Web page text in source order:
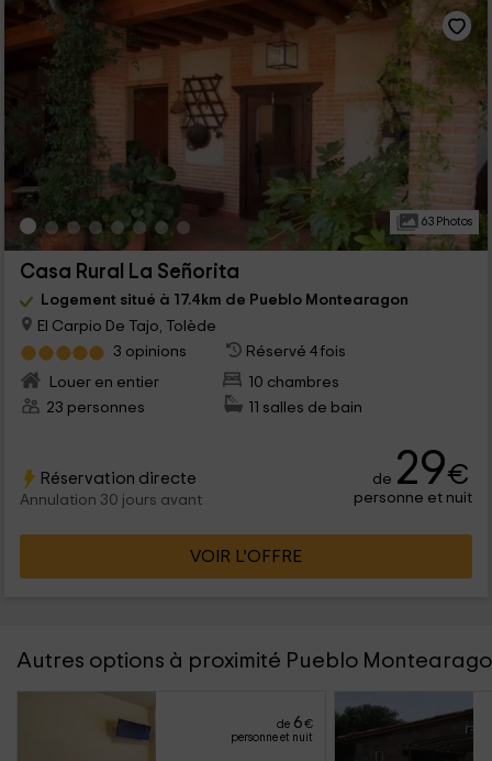
63 Photos
Casa Rural La Señorita
Logement situé à 17.4km de Pueblo Montearagon
El Carpio De Tajo, Tolède
3 opinions
Réservé 4 fois
Louer en entier
10 chambres
23 personnes
11 salles de bain
Réservation directe
Annulation 30 jours avant
de 29€
personne et nuit
VOIR L’OFFRE
Autres options à proximité Pueblo
de 6€
personne et nuit